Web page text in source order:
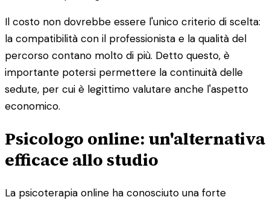
Il costo non dovrebbe essere l'unico criterio di scelta:
la compatibilità con il professionista e la qualità del
percorso contano molto di più. Detto questo, è
importante potersi permettere la continuità delle
sedute, per cui è legittimo valutare anche l'aspetto
economico.
Psicologo online: un'alternativa
efficace allo studio
La psicoterapia online ha conosciuto una forte